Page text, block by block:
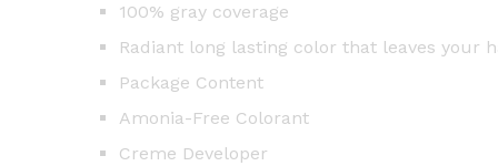
100% gray coverage
Radiant long lasting color that leaves your
Package Content
Amonia-Free Colorant
Creme Developer